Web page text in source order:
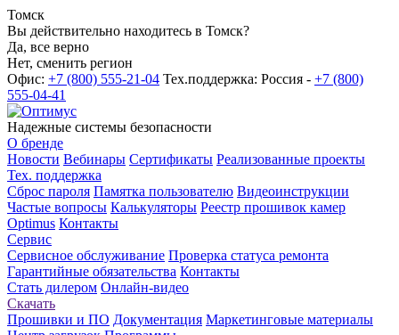
Томск
Вы действительно находитесь в Томск?
Да, все верно
Нет, сменить регион
Офис: +7 (800) 555-21-04 Тех.поддержка: Россия - +7 (800)
555-04-41
Надежные системы безопасности
О бренде
Новости Вебинары Сертификаты Реализованные проекты
Тех. поддержка
Сброс пароля Памятка пользователю Видеоинструкции
Частые вопросы Калькуляторы Реестр прошивок камер
Optimus Контакты
Сервис
Сервисное обслуживание Проверка статуса ремонта
Гарантийные обязательства Контакты
Стать дилером Онлайн-видео
Скачать
Прошивки и ПО Документация Маркетинговые материалы